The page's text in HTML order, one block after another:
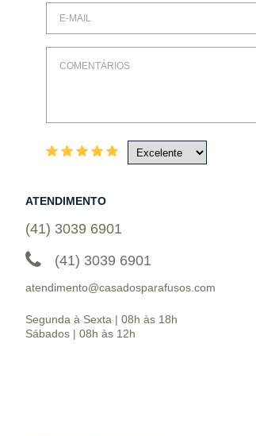
ATENDIMENTO
(41) 3039 6901
(41) 3039 6901
atendimento@casadosparafusos.com
Segunda à Sexta | 08h às 18h
Sábados | 08h às 12h